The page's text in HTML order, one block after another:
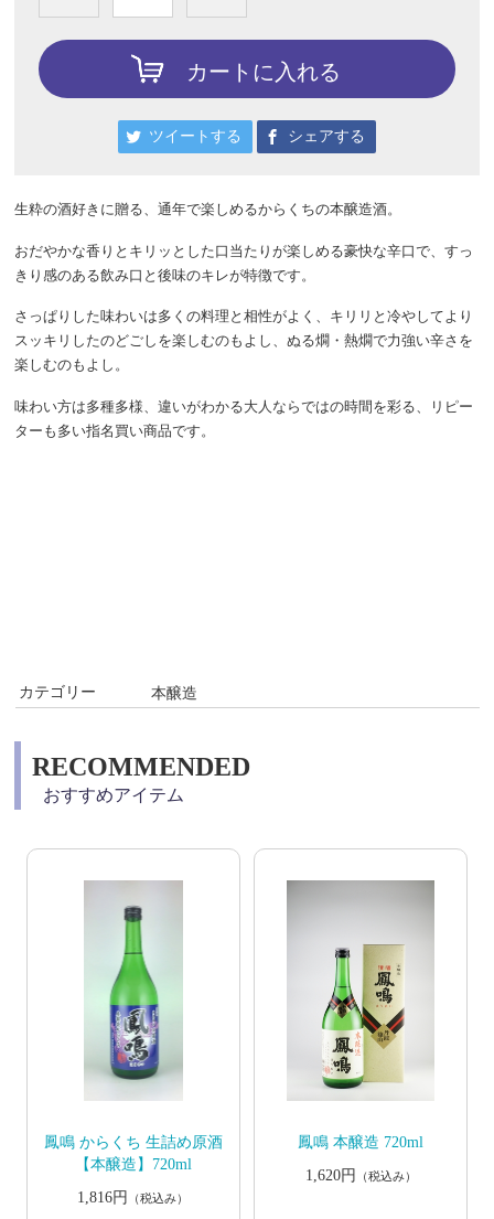
カートに入れる
ツイートする シェアする
生粋の酒好きに贈る、通年で楽しめるからくちの本醸造酒。
おだやかな香りとキリッとした口当たりが楽しめる豪快な辛口で、すっ
きり感のある飲み口と後味のキレが特徴です。
さっぱりした味わいは多くの料理と相性がよく、キリリと冷やしてより
スッキリしたのどごしを楽しむのもよし、ぬる燗・熱燗で力強い辛さを
楽しむのもよし。
味わい方は多種多様、違いがわかる大人ならではの時間を彩る、リピー
ターも多い指名買い商品です。
カテゴリー 本醸造
RECOMMENDED
おすすめアイテム
鳳鳴 からくち 生詰め原酒
【本醸造】720ml
1,816円
（税込み）
鳳鳴 本醸造 720ml
1,620円
（税込み）